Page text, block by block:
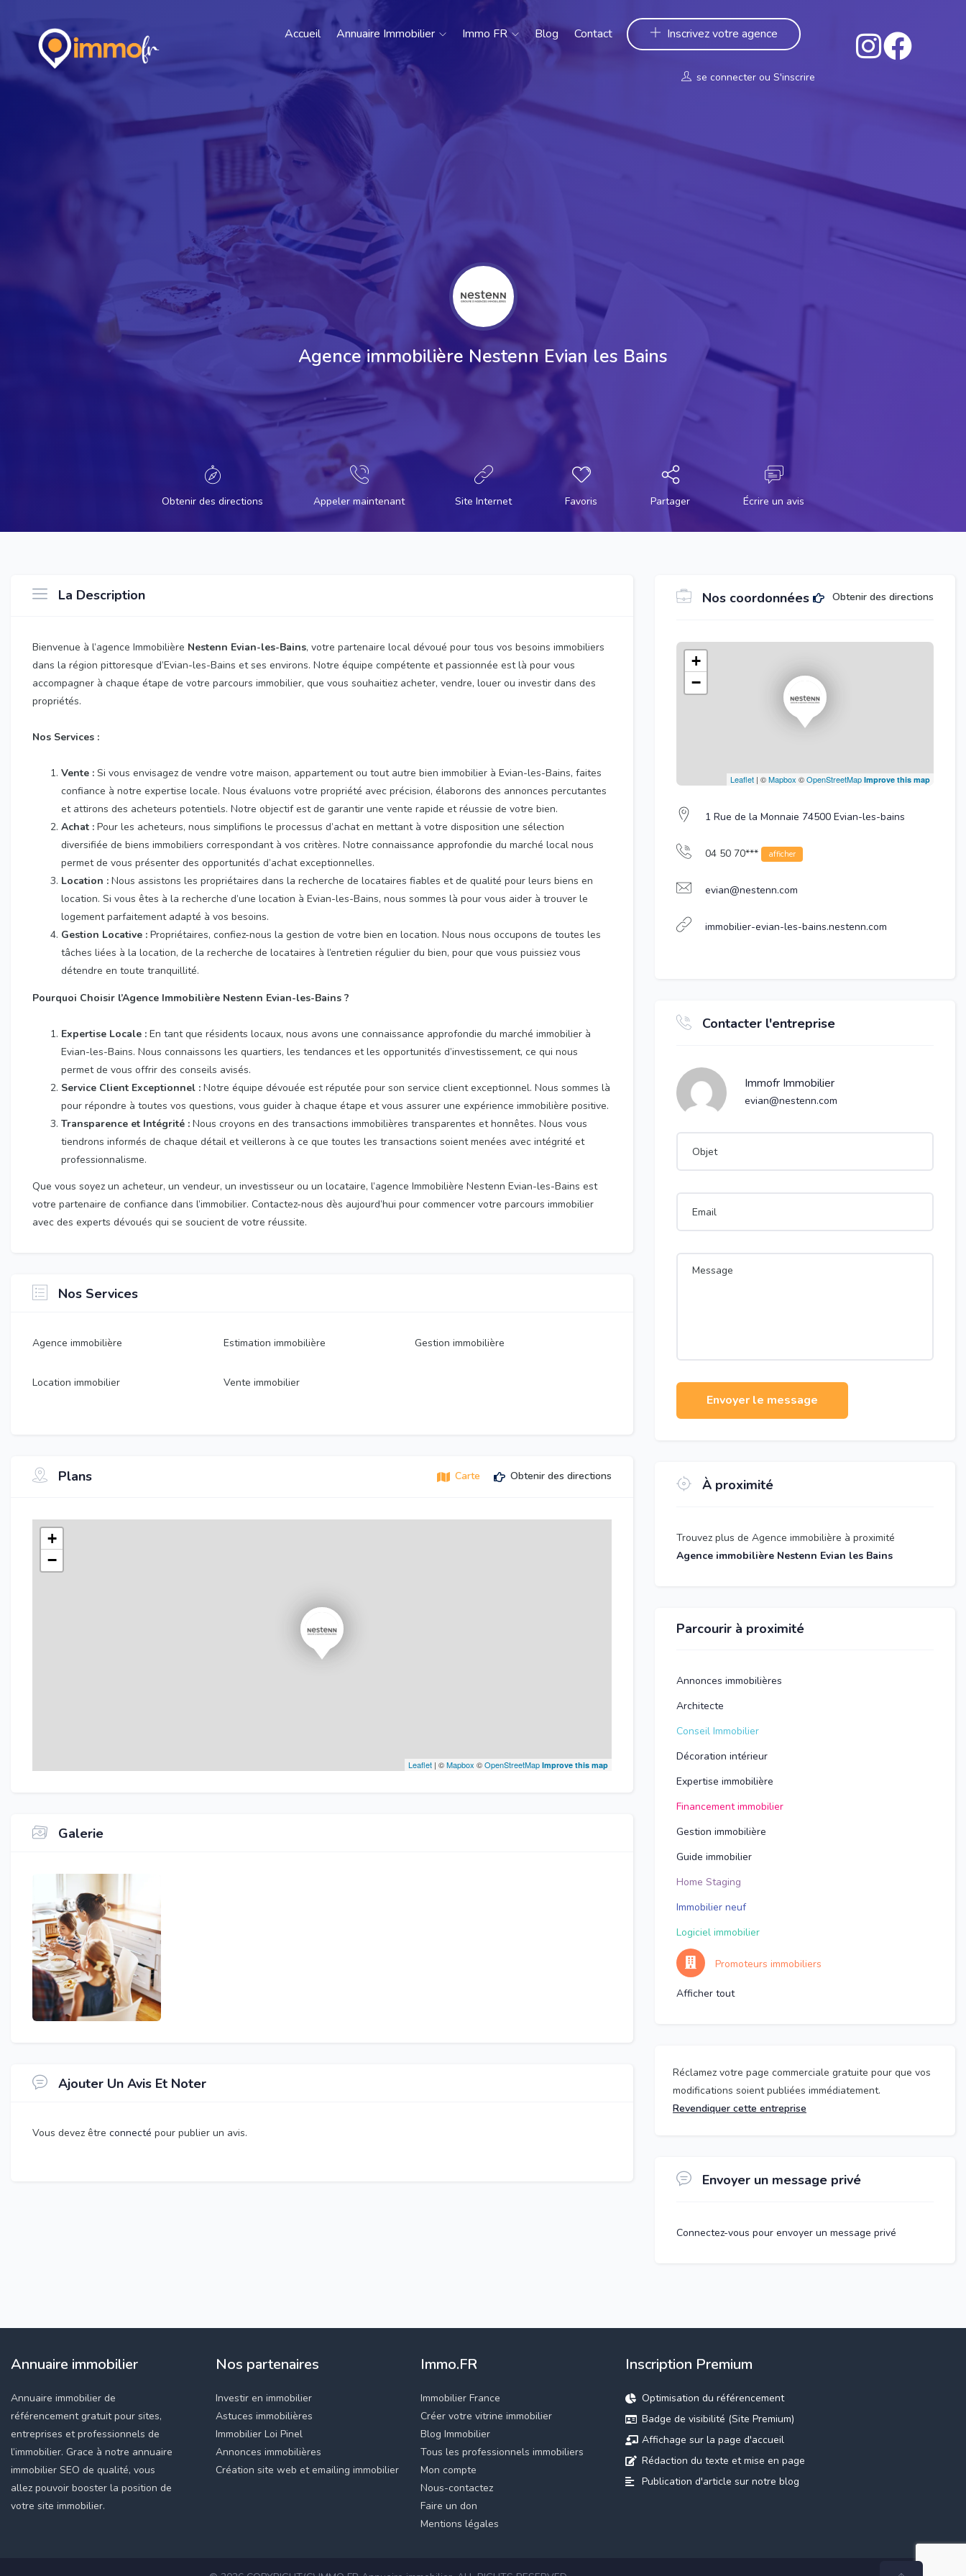
Accueil Annuaire Immobilier Immo FR Blog Contact Inscrivez votre agence
se connecter ou S'inscrire
Agence immobilière Nestenn Evian les Bains
Obtenir des directions Appeler maintenant Site Internet Favoris Partager Écrire un avis
La Description
Bienvenue à l’agence Immobilière Nestenn Evian-les-Bains, votre partenaire local dévoué pour tous vos besoins immobiliers
dans la région pittoresque d’Evian-les-Bains et ses environs. Notre équipe compétente et passionnée est là pour vous
accompagner à chaque étape de votre parcours immobilier, que vous souhaitiez acheter, vendre, louer ou investir dans des
propriétés.
Nos Services :
Vente : Si vous envisagez de vendre votre maison, appartement ou tout autre bien immobilier à Evian-les-Bains, faites
confiance à notre expertise locale. Nous évaluons votre propriété avec précision, élaborons des annonces percutantes
et attirons des acheteurs potentiels. Notre objectif est de garantir une vente rapide et réussie de votre bien.
Achat : Pour les acheteurs, nous simplifions le processus d’achat en mettant à votre disposition une sélection
diversifiée de biens immobiliers correspondant à vos critères. Notre connaissance approfondie du marché local nous
permet de vous présenter des opportunités d’achat exceptionnelles.
Location : Nous assistons les propriétaires dans la recherche de locataires fiables et de qualité pour leurs biens en
location. Si vous êtes à la recherche d’une location à Evian-les-Bains, nous sommes là pour vous aider à trouver le
logement parfaitement adapté à vos besoins.
Gestion Locative : Propriétaires, confiez-nous la gestion de votre bien en location. Nous nous occupons de toutes les
tâches liées à la location, de la recherche de locataires à l’entretien régulier du bien, pour que vous puissiez vous
détendre en toute tranquillité.
Pourquoi Choisir l’Agence Immobilière Nestenn Evian-les-Bains ?
Expertise Locale : En tant que résidents locaux, nous avons une connaissance approfondie du marché immobilier à
Evian-les-Bains. Nous connaissons les quartiers, les tendances et les opportunités d’investissement, ce qui nous
permet de vous offrir des conseils avisés.
Service Client Exceptionnel : Notre équipe dévouée est réputée pour son service client exceptionnel. Nous sommes là
pour répondre à toutes vos questions, vous guider à chaque étape et vous assurer une expérience immobilière positive.
Transparence et Intégrité : Nous croyons en des transactions immobilières transparentes et honnêtes. Nous vous
tiendrons informés de chaque détail et veillerons à ce que toutes les transactions soient menées avec intégrité et
professionnalisme.
Que vous soyez un acheteur, un vendeur, un investisseur ou un locataire, l’agence Immobilière Nestenn Evian-les-Bains est
votre partenaire de confiance dans l’immobilier. Contactez-nous dès aujourd’hui pour commencer votre parcours immobilier
avec des experts dévoués qui se soucient de votre réussite.
Nos Services
Agence immobilière Estimation immobilière Gestion immobilière
Location immobilier Vente immobilier
Plans Carte Obtenir des directions
+
−
Leaflet | ©Mapbox ©OpenStreetMap Improve this map
Galerie
Ajouter Un Avis Et Noter
Vous devez être connecté pour publier un avis.
Nos coordonnées Obtenir des directions
+
−
Leaflet| ©Mapbox ©OpenStreetMap Improve this map
1 Rue de la Monnaie 74500 Evian-les-bains
04 50 70*** afficher
evian@nestenn.com
immobilier-evian-les-bains.nestenn.com
Contacter l'entreprise
Immofr Immobilier
evian@nestenn.com
Envoyer le message
À proximité
Trouvez plus de Agence immobilière à proximité
Agence immobilière Nestenn Evian les Bains
Parcourir à proximité
Annonces immobilières
Architecte
Conseil Immobilier
Décoration intérieur
Expertise immobilière
Financement immobilier
Gestion immobilière
Guide immobilier
Home Staging
Immobilier neuf
Logiciel immobilier
Promoteurs immobiliers
Afficher tout
Réclamez votre page commerciale gratuite pour que vos
modifications soient publiées immédiatement.
Revendiquer cette entreprise
Envoyer un message privé
Connectez-vous pour envoyer un message privé
Annuaire immobilier
Annuaire immobilier de
référencement gratuit pour sites,
entreprises et professionnels de
l’immobilier. Grace à notre annuaire
immobilier SEO de qualité, vous
allez pouvoir booster la position de
votre site immobilier.
Nos partenaires
Investir en immobilier
Astuces immobilières
Immobilier Loi Pinel
Annonces immobilières
Création site web et emailing immobilier
Immo.FR
Immobilier France
Créer votre vitrine immobilier
Blog Immobilier
Tous les professionnels immobiliers
Mon compte
Nous-contactez
Faire un don
Mentions légales
Inscription Premium
Optimisation du référencement
Badge de visibilité (Site Premium)
Affichage sur la page d'accueil
Rédaction du texte et mise en page
Publication d'article sur notre blog